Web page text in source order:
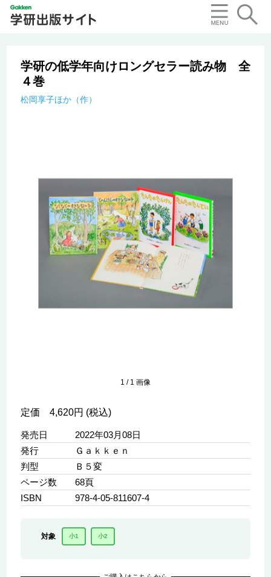
学研の低学年向けロングセラー読み物 全
４巻
松岡享子ほか（作）
1 / 1 画像
定価 4,620円 (税込)
発売日
2022年03月08日
発行
Ｇａｋｋｅｎ
判型
Ｂ５変
ページ数
68頁
ISBN
978-4-05-811607-4
対象 小1 小2